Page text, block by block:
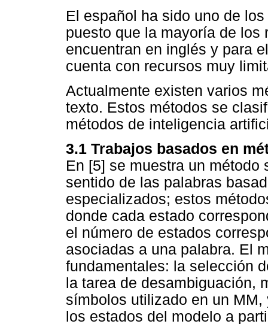
El español ha sido uno de
puesto que la mayoría de
encuentran en inglés y para
cuenta con recursos muy
Actualmente existen varios
texto. Estos métodos se
métodos de inteligencia
3.1 Trabajos basados en
En [5] se muestra un
sentido de las palabras
especializados; estos
donde cada estado
el número de estados
asociadas a una palabra. El
fundamentales: la selección
la tarea de desambiguación,
símbolos utilizado en un
los estados del modelo a